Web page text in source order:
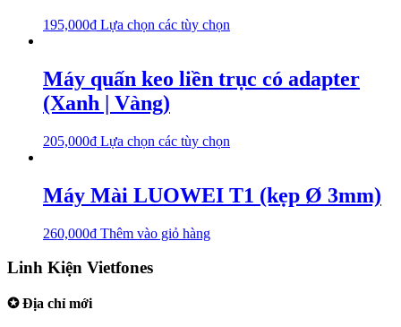
195,000₫ Lựa chọn các tùy chọn
Máy quấn keo liền trục có adapter
(Xanh | Vàng)
205,000₫ Lựa chọn các tùy chọn
Máy Mài LUOWEI T1 (kẹp Ø 3mm)
260,000₫ Thêm vào giỏ hàng
Linh Kiện Vietfones
✪ Địa chỉ mới